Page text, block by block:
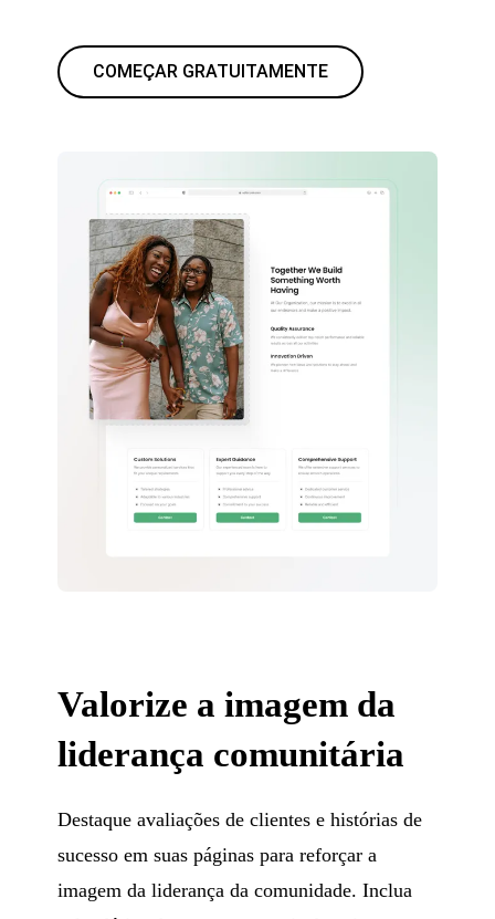
COMEÇAR GRATUITAMENTE
Valorize a imagem da
liderança comunitária
Destaque avaliações de clientes e histórias de
sucesso em suas páginas para reforçar a
imagem da liderança da comunidade. Inclua